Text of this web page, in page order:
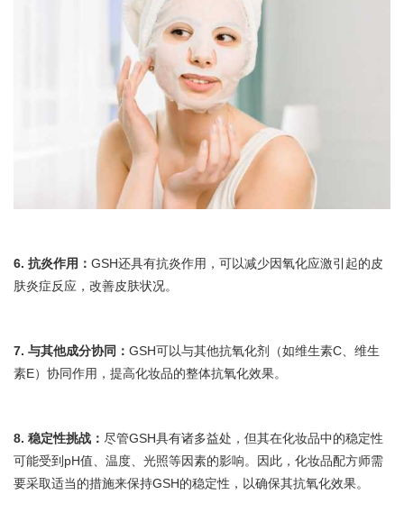
6. 抗炎作用： GSH还具有抗炎作用，可以减少因氧化应激引起的皮
肤炎症反应，改善皮肤状况。
7. 与其他成分协同： GSH可以与其他抗氧化剂（如维生素C、维生
素E）协同作用，提高化妆品的整体抗氧化效果。
8. 稳定性挑战： 尽管GSH具有诸多益处，但其在化妆品中的稳定性
可能受到pH值、温度、光照等因素的影响。因此，化妆品配方师需
要采取适当的措施来保持GSH的稳定性，以确保其抗氧化效果。